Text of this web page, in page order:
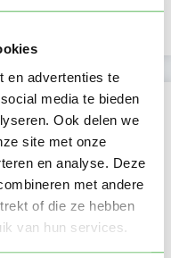
en advertenties te
media te bieden
Ook delen we
site met onze
en analyse. Deze
met andere
of die ze hebben
van hun services.
24-07-2025
31-05-2023
31-05-2023